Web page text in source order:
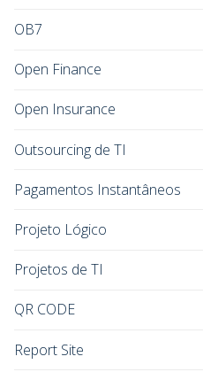
OB7
Open Finance
Open Insurance
Outsourcing de TI
Pagamentos Instantâneos
Projeto Lógico
Projetos de TI
QR CODE
Report Site